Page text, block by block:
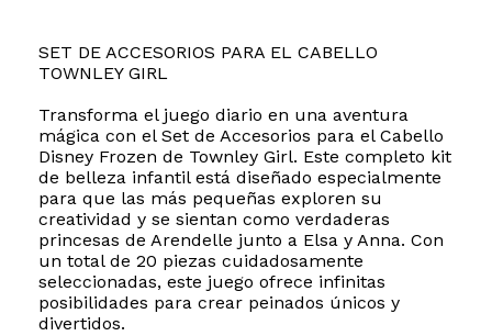
SET DE ACCESORIOS PARA EL CABELLO
TOWNLEY GIRL
Transforma el juego diario en una aventura
mágica con el Set de Accesorios para el Cabello
Disney Frozen de Townley Girl. Este completo kit
de belleza infantil está diseñado especialmente
para que las más pequeñas exploren su
creatividad y se sientan como verdaderas
princesas de Arendelle junto a Elsa y Anna. Con
un total de 20 piezas cuidadosamente
seleccionadas, este juego ofrece infinitas
posibilidades para crear peinados únicos y
divertidos.